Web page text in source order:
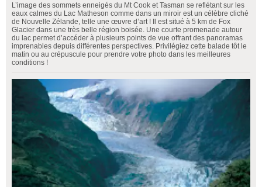
L’image des sommets enneigés du Mt Cook et Tasman se reflétant sur les
eaux calmes du Lac Matheson comme dans un miroir est un célèbre cliché
de Nouvelle Zélande, telle une œuvre d’art ! Il est situé à 5 km de Fox
Glacier dans une très belle région boisée. Une courte promenade autour
du lac permet d’accéder à plusieurs points de vue offrant des panoramas
imprenables depuis différentes perspectives. Privilégiez cette balade tôt le
matin ou au crépuscule pour prendre votre photo dans les meilleures
conditions !